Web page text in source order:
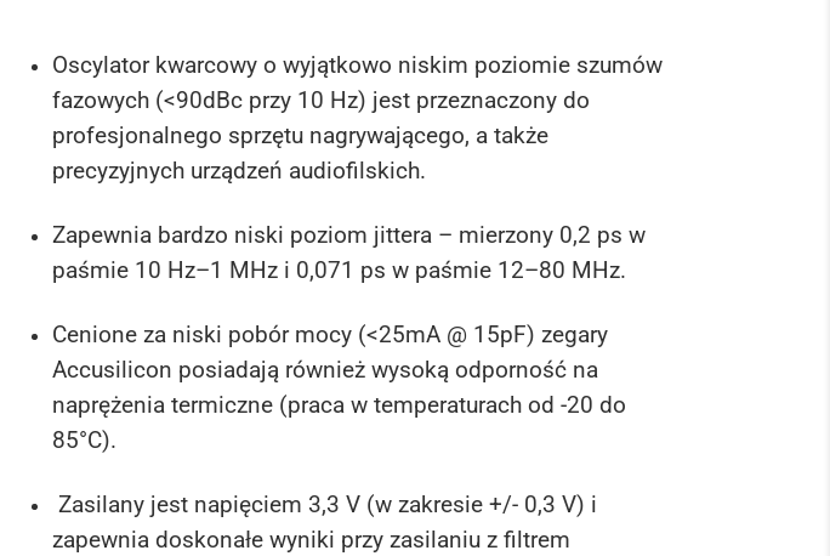
Oscylator kwarcowy o wyjątkowo niskim poziomie szumów
fazowych (<90dBc przy 10 Hz) jest przeznaczony do
profesjonalnego sprzętu nagrywającego, a także
precyzyjnych urządzeń audiofilskich.
Zapewnia bardzo niski poziom jittera – mierzony 0,2 ps w
paśmie 10 Hz–1 MHz i 0,071 ps w paśmie 12–80 MHz.
Cenione za niski pobór mocy (<25mA @ 15pF) zegary
Accusilicon posiadają również wysoką odporność na
naprężenia termiczne (praca w temperaturach od -20 do
85°C).
Zasilany jest napięciem 3,3 V (w zakresie +/- 0,3 V) i
zapewnia doskonałe wyniki przy zasilaniu z filtrem